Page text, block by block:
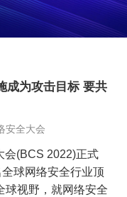
成为攻击目标 要共
安全大会
(BCS 2022)正式
球网络安全行业顶
球视野，就网络安全